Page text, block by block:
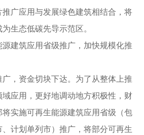
广应用与发展绿色建筑相结合，将
生态低碳先导示范区。
筑应用省级推广，加快规模化推
资金切块下达。为了从整体上推
应用，更好地调动地方积极性，财
实施可再生能源建筑应用省级（包
计划单列市）推广，将部分可再生